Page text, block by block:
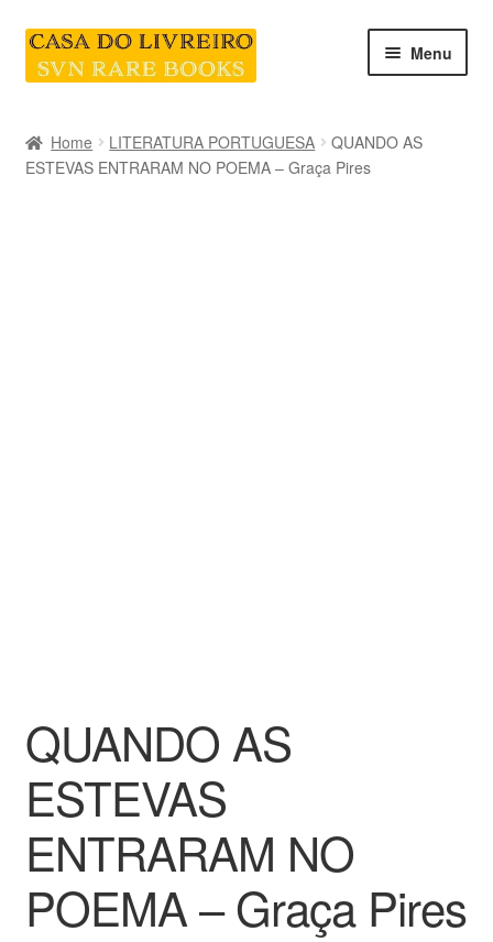
Skip
to
Skip
to
Menu
CATEGORIAS E COLEÇÕES
Home LITERATURA PORTUGUESA
QUANDO AS
ESTEVAS ENTRARAM NO POEMA – Graça Pires
QUANDO AS
ESTEVAS
ENTRARAM NO
POEMA – Graça Pires